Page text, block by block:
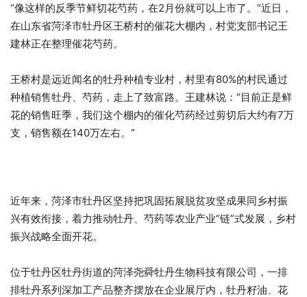
“像这样的反季节鲜切花芍药，在2月份就可以上市了。”近日，
在山东省菏泽市牡丹区王桥村的催花大棚内，村党支部书记王
建林正在整理催花芍药。
王桥村是远近闻名的牡丹种植专业村，村里有80%的村民通过
种植销售牡丹、芍药，走上了致富路。王建林说：“目前正是鲜
花的销售旺季，我们这个棚内的催化芍药经过剪切后大约有7万
支，销售额在140万左右。”
近年来，菏泽市牡丹区坚持把巩固拓展脱贫攻坚成果同乡村振
兴有效衔接，着力推动牡丹、芍药等农业产业“链”式发展，乡村
振兴战略全面开花。
位于牡丹区牡丹街道的菏泽尧舜牡丹生物科技有限公司，一排
排牡丹系列深加工产品整齐摆放在企业展厅内，牡丹籽油、花